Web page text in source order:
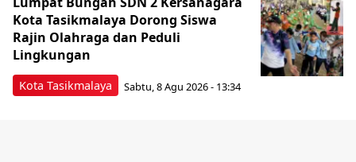
Kota Tasikmalaya
Kota Tasikmalaya Dorong Siswa
Rajin Olahraga dan Peduli
Lingkungan
Sabtu, 8 Agu 2026 - 13:34